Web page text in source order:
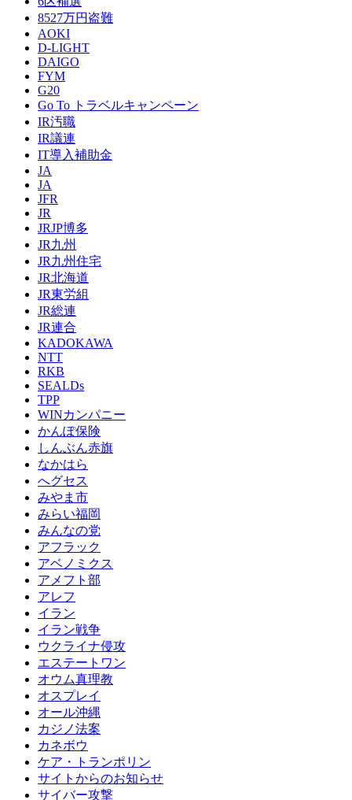
8527万円盗難
AOKI
D-LIGHT
DAIGO
FYM
G20
Go To トラベルキャンペーン
IR汚職
IR議連
IT導入補助金
JA
JA
JFR
JR
JRJP博多
JR九州
JR九州住宅
JR北海道
JR東労組
JR総連
JR連合
KADOKAWA
NTT
RKB
SEALDs
TPP
WINカンパニー
かんぽ保険
しんぶん赤旗
なかはら
へグセス
みやま市
みらい福岡
みんなの党
アフラック
アベノミクス
アメフト部
アレフ
イラン
イラン戦争
ウクライナ侵攻
エステートワン
オウム真理教
オスプレイ
オール沖縄
カジノ法案
カネボウ
ケア・トランポリン
サイトからのお知らせ
サイバー攻撃